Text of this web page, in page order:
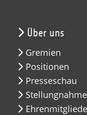
Über uns
Gremien
Positionen
Presseschau